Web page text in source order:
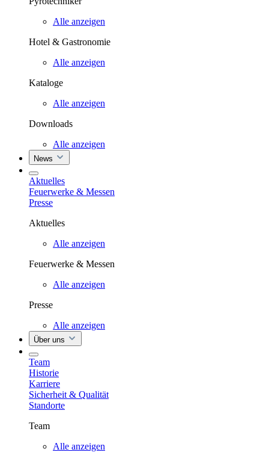
Alle anzeigen
Hotel & Gastronomie
Alle anzeigen
Kataloge
Alle anzeigen
Downloads
Alle anzeigen
News
Aktuelles
Feuerwerke & Messen
Presse
Aktuelles
Alle anzeigen
Feuerwerke & Messen
Alle anzeigen
Presse
Alle anzeigen
Über uns
Team
Historie
Karriere
Sicherheit & Qualität
Standorte
Team
Alle anzeigen